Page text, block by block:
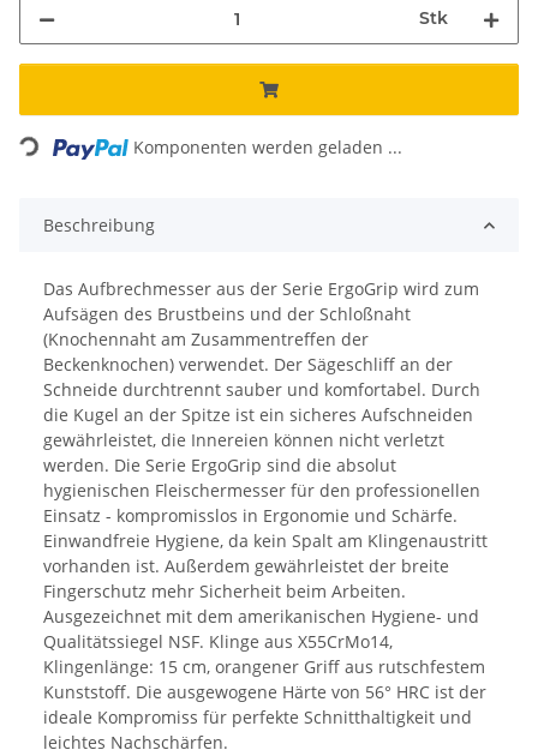
Stk
Komponenten werden geladen ...
Beschreibung
Das Aufbrechmesser aus der Serie ErgoGrip wird zum
Aufsägen des Brustbeins und der Schloßnaht
(Knochennaht am Zusammentreffen der
Beckenknochen) verwendet. Der Sägeschliff an der
Schneide durchtrennt sauber und komfortabel. Durch
die Kugel an der Spitze ist ein sicheres Aufschneiden
gewährleistet, die Innereien können nicht verletzt
werden. Die Serie ErgoGrip sind die absolut
hygienischen Fleischermesser für den professionellen
Einsatz - kompromisslos in Ergonomie und Schärfe.
Einwandfreie Hygiene, da kein Spalt am Klingenaustritt
vorhanden ist. Außerdem gewährleistet der breite
Fingerschutz mehr Sicherheit beim Arbeiten.
Ausgezeichnet mit dem amerikanischen Hygiene- und
Qualitätssiegel NSF. Klinge aus X55CrMo14,
Klingenlänge: 15 cm, orangener Griff aus rutschfestem
Kunststoff. Die ausgewogene Härte von 56° HRC ist der
ideale Kompromiss für perfekte Schnitthaltigkeit und
leichtes Nachschärfen.